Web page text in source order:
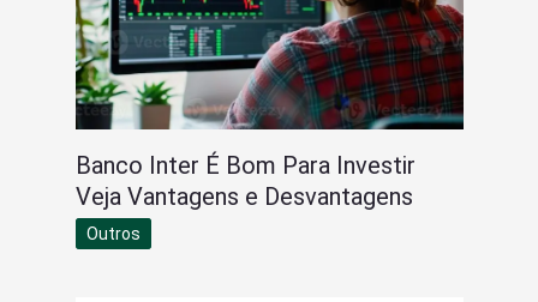
Banco Inter É Bom Para Investir
Veja Vantagens e Desvantagens
Outros